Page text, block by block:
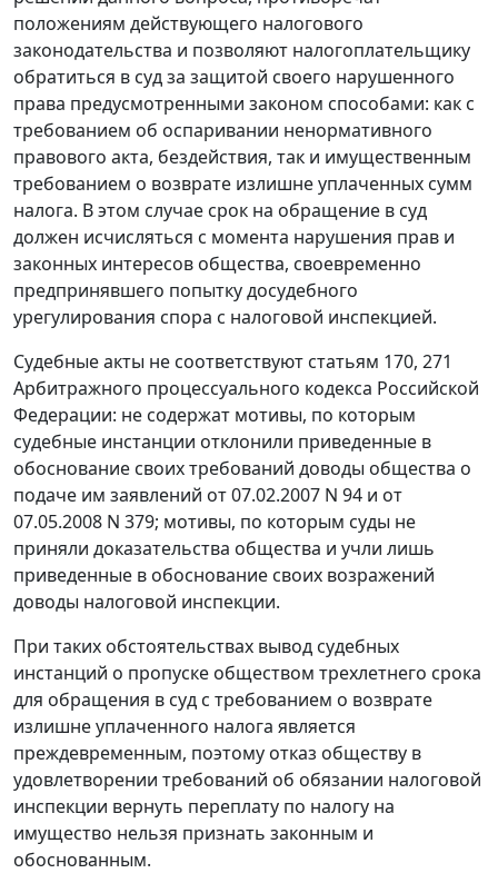
положениям действующего налогового
законодательства и позволяют налогоплательщику
обратиться в суд за защитой своего нарушенного
права предусмотренными законом способами: как с
требованием об оспаривании ненормативного
правового акта, бездействия, так и имущественным
требованием о возврате излишне уплаченных сумм
налога. В этом случае срок на обращение в суд
должен исчисляться с момента нарушения прав и
законных интересов общества, своевременно
предпринявшего попытку досудебного
урегулирования спора с налоговой инспекцией.
Судебные акты не соответствуют статьям 170, 271
Арбитражного процессуального кодекса Российской
Федерации: не содержат мотивы, по которым
судебные инстанции отклонили приведенные в
обоснование своих требований доводы общества о
подаче им заявлений от 07.02.2007 N 94 и от
07.05.2008 N 379; мотивы, по которым суды не
приняли доказательства общества и учли лишь
приведенные в обоснование своих возражений
доводы налоговой инспекции.
При таких обстоятельствах вывод судебных
инстанций о пропуске обществом трехлетнего срока
для обращения в суд с требованием о возврате
излишне уплаченного налога является
преждевременным, поэтому отказ обществу в
удовлетворении требований об обязании налоговой
инспекции вернуть переплату по налогу на
имущество нельзя признать законным и
обоснованным.